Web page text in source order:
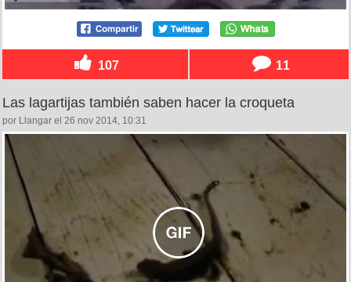
107 11
Las lagartijas también saben hacer la croqueta
por Llangar el 26 nov 2014, 10:31